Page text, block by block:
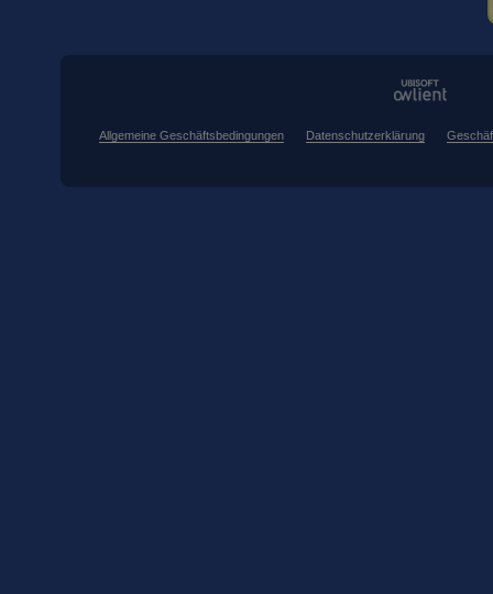
Allgemeine Geschäftsbedingungen Datenschutzerklärung